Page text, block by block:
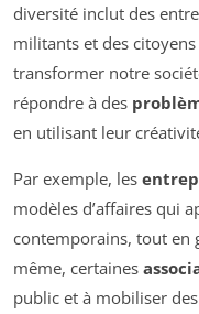
diversité inclut des
militants et des
transformer notre
répondre à des
en utilisant leur
Par exemple, les
modèles d’affaires qui
contemporains, tout en
même, certaines
public et à mobiliser